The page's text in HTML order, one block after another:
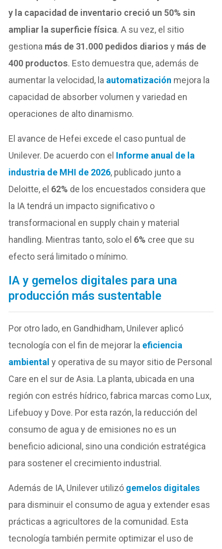
y la capacidad de inventario creció un 50% sin
ampliar la superficie física. A su vez, el sitio
gestiona más de 31.000 pedidos diarios y más de
400 productos. Esto demuestra que, además de
aumentar la velocidad, la automatización mejora la
capacidad de absorber volumen y variedad en
operaciones de alto dinamismo.
El avance de Hefei excede el caso puntual de
Unilever. De acuerdo con el Informe anual de la
industria de MHI de 2026, publicado junto a
Deloitte, el 62% de los encuestados considera que
la IA tendrá un impacto significativo o
transformacional en supply chain y material
handling. Mientras tanto, solo el 6% cree que su
efecto será limitado o mínimo.
IA y gemelos digitales para una
producción más sustentable
Por otro lado, en Gandhidham, Unilever aplicó
tecnología con el fin de mejorar la eficiencia
ambiental y operativa de su mayor sitio de Personal
Care en el sur de Asia. La planta, ubicada en una
región con estrés hídrico, fabrica marcas como Lux,
Lifebuoy y Dove. Por esta razón, la reducción del
consumo de agua y de emisiones no es un
beneficio adicional, sino una condición estratégica
para sostener el crecimiento industrial.
Además de IA, Unilever utilizó gemelos digitales
para disminuir el consumo de agua y extender esas
prácticas a agricultores de la comunidad. Esta
tecnología también permite optimizar el uso de